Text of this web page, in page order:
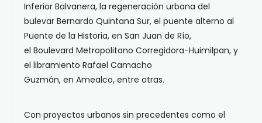
Inferior Balvanera, la regeneración urbana del
bulevar Bernardo Quintana Sur, el puente alterno al
Puente de la Historia, en San Juan de Río,
el Boulevard Metropolitano Corregidora-Huimilpan, y
el libramiento Rafael Camacho
Guzmán, en Amealco, entre otras.
Con proyectos urbanos sin precedentes como el